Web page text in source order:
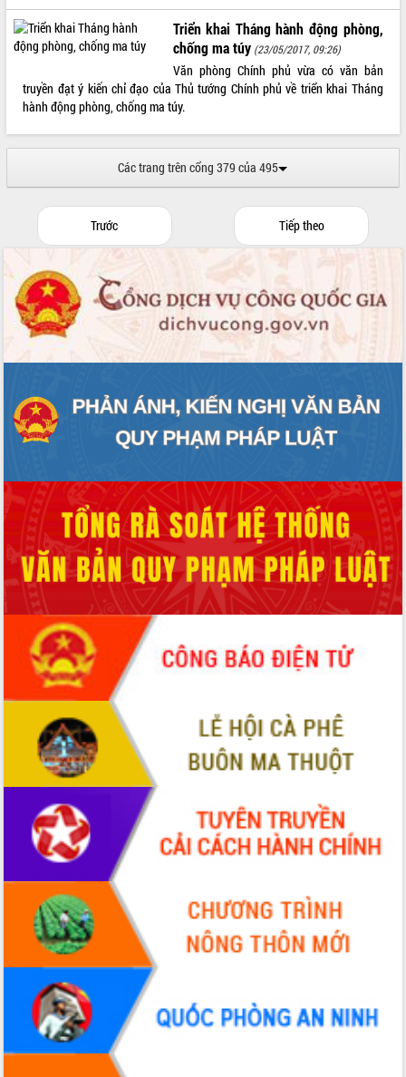
Triển khai Tháng hành động phòng,
chống ma túy (23/05/2017, 09:26)
Văn phòng Chính phủ vừa có văn bản
truyền đạt ý kiến chỉ đạo của Thủ tướng Chính phủ về triển khai Tháng
hành động phòng, chống ma túy.
Các trang trên cổng 379 của 495
Trước Tiếp theo